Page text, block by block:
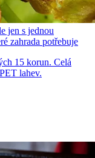
jen s jednou
zahrada potřebuje
15 korun. Celá
lahev.